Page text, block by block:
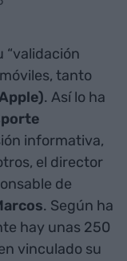
“validación
tanto
. Así lo ha
informativa,
el director
de
. Según ha
hay unas 250
vinculado su